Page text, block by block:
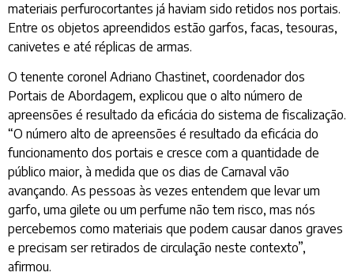
materiais perfurocortantes já haviam sido retidos nos portais.
Entre os objetos apreendidos estão garfos, facas, tesouras,
canivetes e até réplicas de armas.
O tenente coronel Adriano Chastinet, coordenador dos
Portais de Abordagem, explicou que o alto número de
apreensões é resultado da eficácia do sistema de fiscalização.
“O número alto de apreensões é resultado da eficácia do
funcionamento dos portais e cresce com a quantidade de
público maior, à medida que os dias de Carnaval vão
avançando. As pessoas às vezes entendem que levar um
garfo, uma gilete ou um perfume não tem risco, mas nós
percebemos como materiais que podem causar danos graves
e precisam ser retirados de circulação neste contexto”,
afirmou.